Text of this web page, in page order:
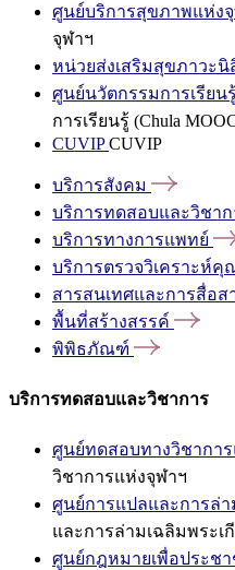
ศูนย์บริการสุขภาพแห่ง
จุฬาฯ
หน่วยส่งเสริมสุขภาวะนิ
ศูนย์นวัตกรรมการเรียนรู้
การเรียนรู้ (Chula
CUVIPCUVIP
บริการสังคม
บริการทดสอบและวิชาก
บริการทางการแพทย์
บริการตรวจวิเคราะห์คุ
สารสนเทศและการสื่อส
พื้นที่สร้างสรรค์
พิพิธภัณฑ์
บริการทดสอบและวิชาการ
ศูนย์ทดสอบทางวิชากา
วิชาการแห่งจุฬาฯ
ศูนย์การแปลและการล่า
และการล่ามเฉลิมพระเ
ศูนย์กฎหมายเพื่อประช